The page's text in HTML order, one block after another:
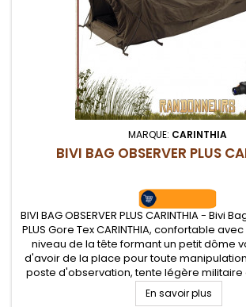
MARQUE: CARINTHIA
BIVI BAG OBSERVER PLUS
BIVI BAG OBSERVER PLUS CARINTHIA - Bivi
PLUS Gore Tex CARINTHIA, confortable
niveau de la tête formant un petit dôme
d'avoir de la place pour toute
poste d'observation, tente légère militaire
terrain.
En savoir plus